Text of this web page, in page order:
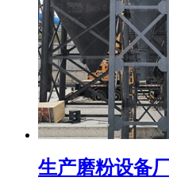
生产磨粉设备